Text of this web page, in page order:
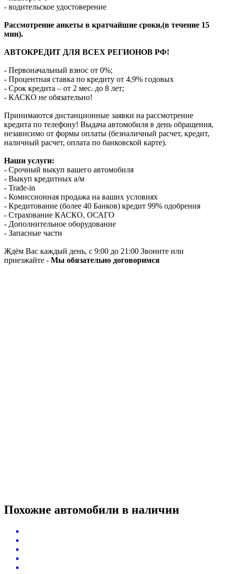
- водительское удостоверение
Рассмотрение анкеты в кратчайшие сроки,(в течение 15
мин).
АВТОКРЕДИТ ДЛЯ ВСЕХ РЕГИОНОВ РФ!
- Первоначальный взнос от 0%;
- Процентная ставка по кредиту от 4,9% годовых
- Срок кредита – от 2 мес. до 8 лет;
- КАСКО не обязательно!
Принимаются дистанционные заявки на рассмотрение
кредита по телефону! Выдача автомобиля в день обращения,
независимо от формы оплаты (безналичный расчет, кредит,
наличный расчет, оплата по банковской карте).
Наши услуги:
- Срочный выкуп вашего автомобиля
- Выкуп кредитных а/м
- Trade-in
- Комиссионная продажа на ваших условиях
- Кредитование (более 40 Банков) кредит 99% одобрения
- Страхование КАСКО, ОСАГО
- Дополнительное оборудование
- Запасные части
Ждём Вас каждый день, с 9:00 до 21:00 Звоните или
приезжайте - Мы обязательно договоримся
Похожие автомобили в наличии